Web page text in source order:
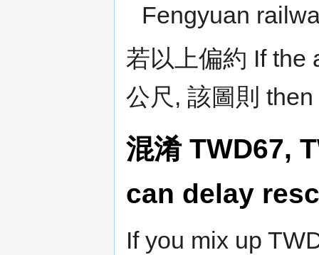
Fengyuan
若以上偏約 If the
公尺, 該圖則
混淆 TWD67,
can delay
If you mix up